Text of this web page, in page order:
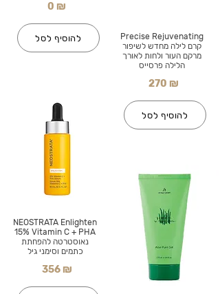
0 ₪
להוסיף לסל
NEOSTRATA Enlighten
15% Vitamin C + PHA
נאוסטרטה להפחתת
כתמים וסימני גיל
356 ₪
Precise Rejuvenating
קרם לילה מחדש לשיפור
מרקם העור ולחות לאורך
הלילה פרסייס
270 ₪
להוסיף לסל